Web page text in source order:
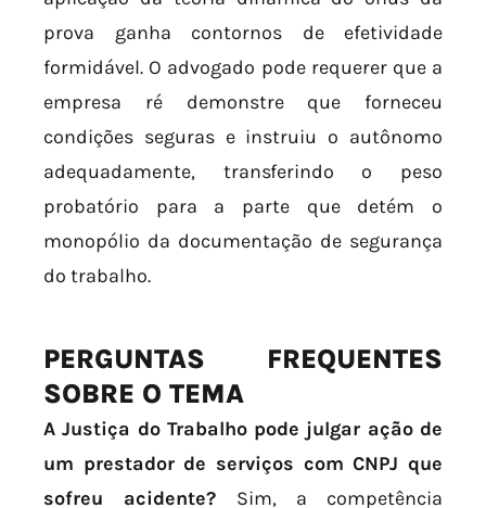
prova ganha contornos de efetividade
formidável. O advogado pode requerer que a
empresa ré demonstre que forneceu
condições seguras e instruiu o autônomo
adequadamente, transferindo o peso
probatório para a parte que detém o
monopólio da documentação de segurança
do trabalho.
PERGUNTAS FREQUENTES
SOBRE O TEMA
A Justiça do Trabalho pode julgar ação de
um prestador de serviços com CNPJ que
sofreu acidente? Sim, a competência